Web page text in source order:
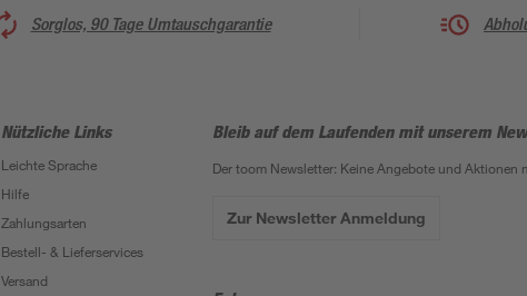
Sorglos, 90 Tage Umtauschgarantie
Nützliche Links
Leichte Sprache
Hilfe
Zahlungsarten
Bestell- & Lieferservices
Versand
Bleib auf dem Laufenden mit unserem
Der toom Newsletter: Keine Angebote und Aktionen
Zur Newsletter Anmeldung